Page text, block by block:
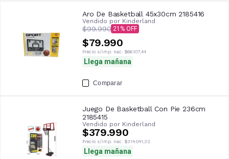
Aro De Basketball 45x30cm 2185416
Vendido por Kinderland
$99.990 21
$79.990
Precio s/imp. nac. $66.107,44
Llega mañana
Comparar
Juego De Basketball Con Pie 236cm
2185415
Vendido por Kinderland
$379.990
Precio s/imp. nac. $314.041,32
Llega mañana